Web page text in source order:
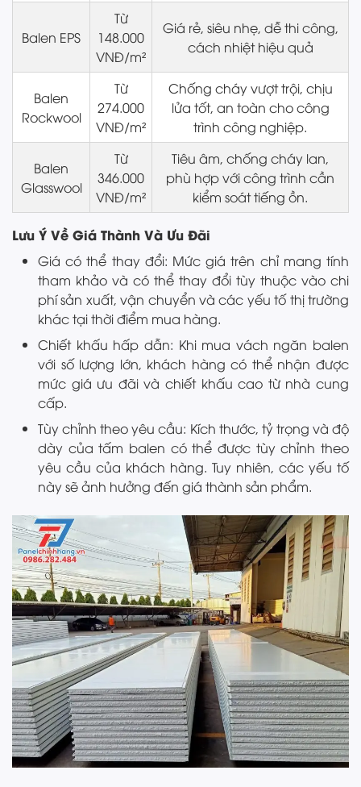
Balen EPS
Từ
148.000
VNĐ/m²
Giá rẻ, siêu nhẹ, dễ thi công,
cách nhiệt hiệu quả
Balen
Rockwool
Từ
274.000
VNĐ/m²
Chống cháy vượt trội, chịu
lửa tốt, an toàn cho công
trình công nghiệp.
Balen
Glasswool
Từ
346.000
VNĐ/m²
Tiêu âm, chống cháy lan,
phù hợp với công trình cần
kiểm soát tiếng ồn.
Lưu Ý Về Giá Thành Và Ưu Đãi
Giá có thể thay đổi: Mức giá trên chỉ mang tính
tham khảo và có thể thay đổi tùy thuộc vào chi
phí sản xuất, vận chuyển và các yếu tố thị trường
khác tại thời điểm mua hàng.
Chiết khấu hấp dẫn: Khi mua vách ngăn balen
với số lượng lớn, khách hàng có thể nhận được
mức giá ưu đãi và chiết khấu cao từ nhà cung
cấp.
Tùy chỉnh theo yêu cầu: Kích thước, tỷ trọng và độ
dày của tấm balen có thể được tùy chỉnh theo
yêu cầu của khách hàng. Tuy nhiên, các yếu tố
này sẽ ảnh hưởng đến giá thành sản phẩm.